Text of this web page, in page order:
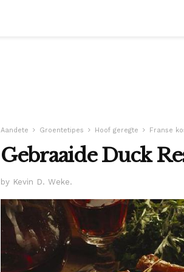
Aandete Groentetipes Hoof geregte Franse
Gebraaide Duck
by Kevin D. Weke.